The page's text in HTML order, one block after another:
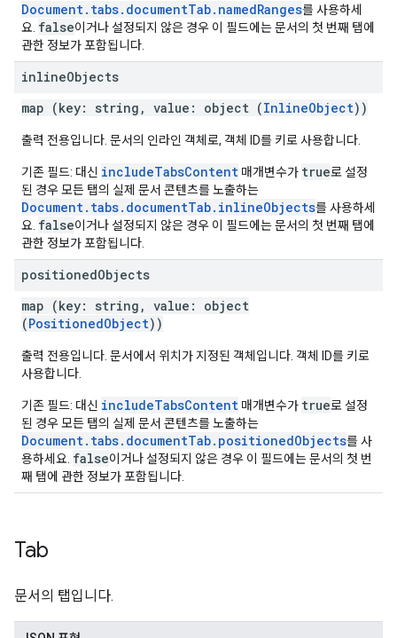
Document.tabs.documentTab.namedRanges를 사용하세
요. false이거나 설정되지 않은 경우 이 필드에는 문서의 첫 번째 탭에
관한 정보가 포함됩니다.
inlineObjects
map (key: string, value: object (InlineObject))
출력 전용입니다. 문서의 인라인 객체로, 객체 ID를 키로 사용합니다.
기존 필드: 대신 includeTabsContent 매개변수가 true로 설정
된 경우 모든 탭의 실제 문서 콘텐츠를 노출하는
Document.tabs.documentTab.inlineObjects를 사용하세
요. false이거나 설정되지 않은 경우 이 필드에는 문서의 첫 번째 탭에
관한 정보가 포함됩니다.
positionedObjects
map (key: string, value: object
(PositionedObject))
출력 전용입니다. 문서에서 위치가 지정된 객체입니다. 객체 ID를 키로
사용합니다.
기존 필드: 대신 includeTabsContent 매개변수가 true로 설정
된 경우 모든 탭의 실제 문서 콘텐츠를 노출하는
Document.tabs.documentTab.positionedObjects를 사
용하세요. false이거나 설정되지 않은 경우 이 필드에는 문서의 첫 번
째 탭에 관한 정보가 포함됩니다.
Tab
문서의 탭입니다.